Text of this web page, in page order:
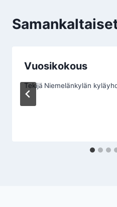
Vuosikokous
Tekijä Niemelänkylän